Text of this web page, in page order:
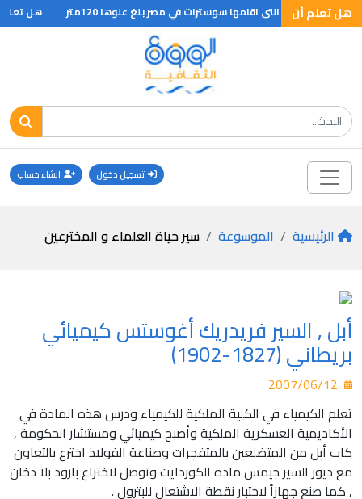
هل تعلم أن
الاسكندريه التى اقامها سوسترات في مصر بلغ علوها 120متر هل تعلم
تسجيل دخول انشاء حساب
الرئيسية الموسوعة سير حياة العلماء و المخترعين
أبل , السير فريدريك أغوستس كيميائي
بريطاني (1827-1902)
تعلم الكيمياء في الكلية الملكية للكيمياء ودرس هذه المادة في
الأكاديمية العسكرية الملكية وأصبح كيميائي ومستشار الحكومة ,
كاب أبل من المتضلعين بالمتفجرات وصناعة الفولاذ اخترع بالتعاون
مع ديور السير جيمس مادة الكوردايت وتوصل لاختراع بارود بلا دخان
, كما صنع جهازاً لاختبار نقطة الاشتعال للبترول .